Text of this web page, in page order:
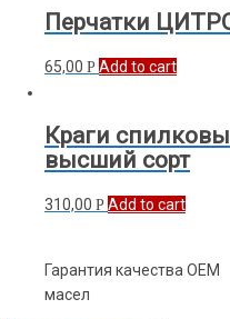
Перчатки
65,00 Р Add to cart
Краги
высший сорт
310,00 Р Add to cart
Гарантия качества OEM
масел